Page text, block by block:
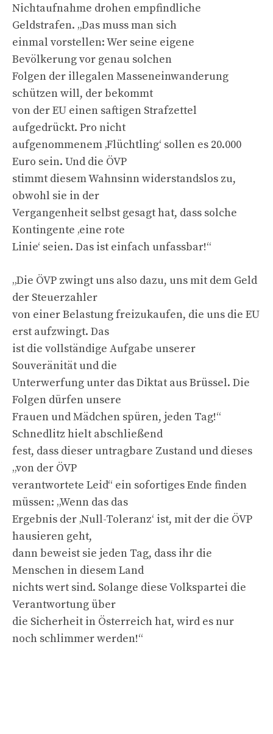
Nichtaufnahme drohen empfindliche
Geldstrafen. „Das muss man sich
einmal vorstellen: Wer seine eigene
Bevölkerung vor genau solchen
Folgen der illegalen Masseneinwanderung
schützen will, der bekommt
von der EU einen saftigen Strafzettel
aufgedrückt. Pro nicht
aufgenommenem ‚Flüchtling‘ sollen es 20.000
Euro sein. Und die ÖVP
stimmt diesem Wahnsinn widerstandslos zu,
obwohl sie in der
Vergangenheit selbst gesagt hat, dass solche
Kontingente ‚eine rote
Linie‘ seien. Das ist einfach unfassbar!“
„Die ÖVP zwingt uns also dazu, uns mit dem Geld
der Steuerzahler
von einer Belastung freizukaufen, die uns die EU
erst aufzwingt. Das
ist die vollständige Aufgabe unserer
Souveränität und die
Unterwerfung unter das Diktat aus Brüssel. Die
Folgen dürfen unsere
Frauen und Mädchen spüren, jeden Tag!“
Schnedlitz hielt abschließend
fest, dass dieser untragbare Zustand und dieses
„von der ÖVP
verantwortete Leid“ ein sofortiges Ende finden
müssen: „Wenn das das
Ergebnis der ‚Null-Toleranz‘ ist, mit der die ÖVP
hausieren geht,
dann beweist sie jeden Tag, dass ihr die
Menschen in diesem Land
nichts wert sind. Solange diese Volkspartei die
Verantwortung über
die Sicherheit in Österreich hat, wird es nur
noch schlimmer werden!“